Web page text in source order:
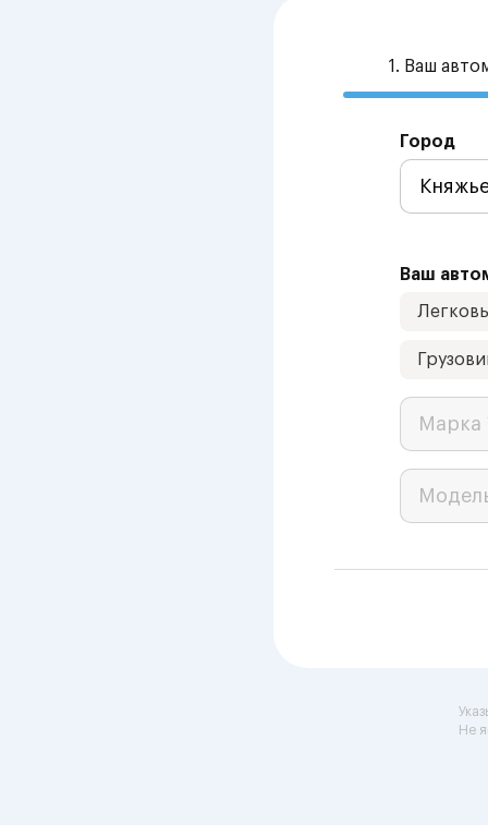
1. Ваш
Город
Ваш
Марка
Не